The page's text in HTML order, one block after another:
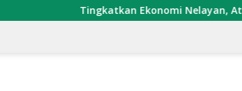
Tingkatkan Ekonomi Nelayan, Atraktor